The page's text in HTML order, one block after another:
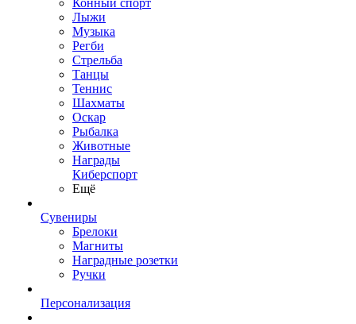
Конный спорт
Лыжи
Музыка
Регби
Стрельба
Танцы
Теннис
Шахматы
Оскар
Рыбалка
Животные
Награды
Киберспорт
Ещё
Сувениры
Брелоки
Магниты
Наградные розетки
Ручки
Персонализация